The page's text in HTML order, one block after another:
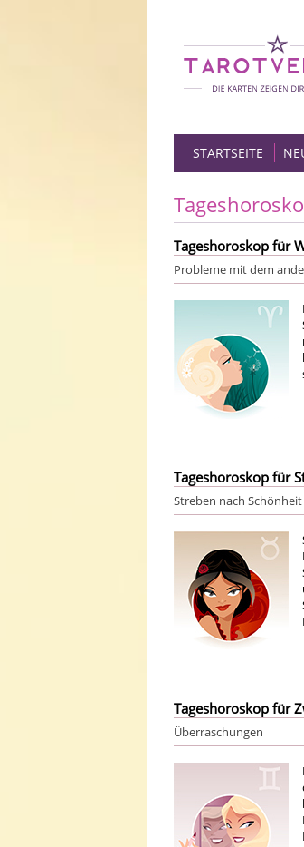
STARTSEITE
Tageshoroskop für
Probleme mit dem
Tageshoroskop für
Streben nach Schönheit
Tageshoroskop für
Überraschungen